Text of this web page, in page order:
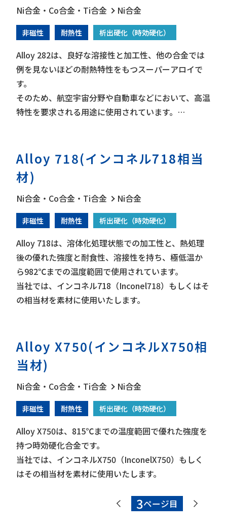
Ni合金・Co合金・Ti合金 Ni合金
非磁性 耐熱性 析出硬化（時効硬化）
Alloy 282は、良好な溶接性と加工性、他の合金では
例を見ないほどの耐熱特性をもつスーパーアロイで
す。
そのため、航空宇宙分野や自動車などにおいて、高温
特性を要求される用途に使用されています。
※HAYNES®は、Haynes International, Inc.の登録商
標です。
Alloy 718(インコネル718相当
材)
Ni合金・Co合金・Ti合金 Ni合金
非磁性 耐熱性 析出硬化（時効硬化）
Alloy 718は、溶体化処理状態での加工性と、熱処理
後の優れた強度と耐食性、溶接性を持ち、極低温か
ら982℃までの温度範囲で使用されています。
当社では、インコネル718（Inconel718）もしくはそ
の相当材を素材に使用いたします。
Alloy X750(インコネルX750相
当材)
Ni合金・Co合金・Ti合金 Ni合金
非磁性 耐熱性 析出硬化（時効硬化）
Alloy X750は、815℃までの温度範囲で優れた強度を
持つ時効硬化合金です。
当社では、インコネルX750（InconelX750）もしく
はその相当材を素材に使用いたします。
3